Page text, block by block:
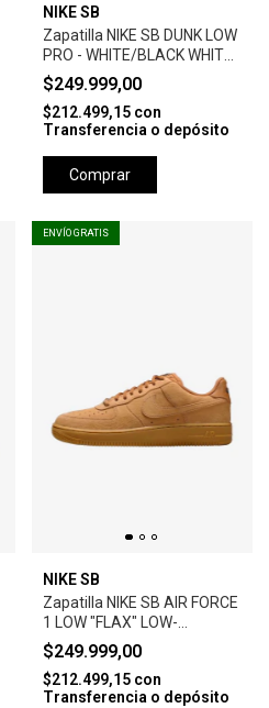
NIKE SB
Zapatilla NIKE SB DUNK LOW
PRO - WHITE/BLACK WHITE
BLACK
$249.999,00
$212.499,15 con
Transferencia o depósito
Comprar
ENVÍO GRATIS
NIKE SB
Zapatilla NIKE SB AIR FORCE
1 LOW "FLAX" LOW-
FLAX/BLACK/GUM LIGHT
BROWN
$249.999,00
$212.499,15 con
Transferencia o depósito